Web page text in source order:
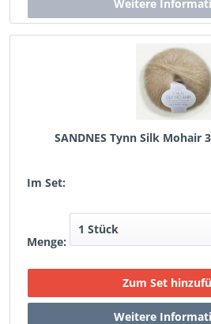
SANDNES Tynn Silk Mohair
Im Set:
Menge: